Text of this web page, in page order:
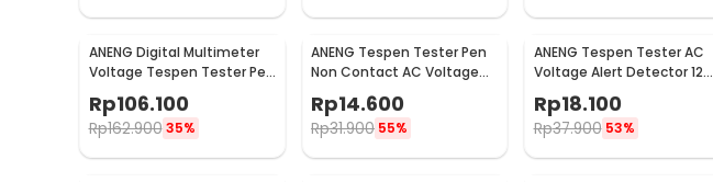
ANENG Digital Multimeter
Voltage Tespen Tester Pen
- A3003
Rp106.100
Rp162.900 35%
ANENG Tespen Tester Pen
Non Contact AC Voltage
Detector 90-1000V 1AC-D
Rp14.600
Rp31.900 55%
ANENG Tespen Tester AC
Voltage Alert Detector 12V-
1000V - VD806
Rp18.100
Rp37.900 53%